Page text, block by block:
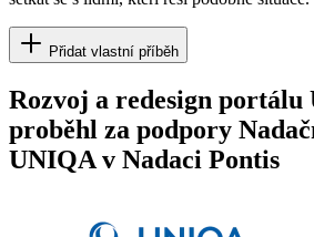
Přidat vlastní příběh
Rozvoj a redesign portálu
proběhl za podpory
UNIQA v Nadaci Pontis